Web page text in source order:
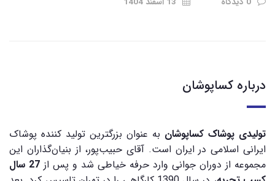
درباره کساپوشان
تولیدی پوشاک کساپوشان به عنوان بزرگترین تولید‌ کننده پوشاک
ایرانی اسلامی در ایران است. آقای حبیب‌پور، از بنیان‌گذاران این
مجموعه از دوران جوانی وارد حرفه خیاطی شد و پس از
27 سال